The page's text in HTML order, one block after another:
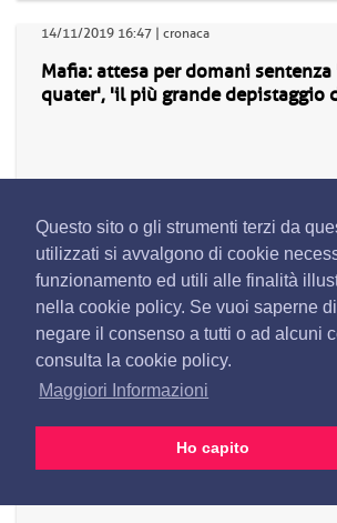
Questo sito o gli strumenti terzi da
utilizzati si avvalgono di cookie
funzionamento ed utili alle finalità
nella cookie policy. Se vuoi saperne
negare il consenso a tutti o ad alcuni
consulta la cookie policy.
Maggiori Informazioni
Ho capito
14/11/2019 16:47 | cronaca
Mafia: attesa per domani
quater', 'il più grande depistaggio
Mafia: attesa per domani
quater', 'il più grande depistaggio
14/11/2019 16:47 | cronaca
Mafia: attesa per domani
quater', 'il più grande depistaggio